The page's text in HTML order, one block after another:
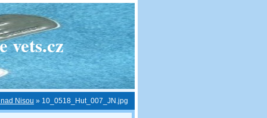
vets.cz
Nisou » 10_0518_Hut_007_JN.jpg